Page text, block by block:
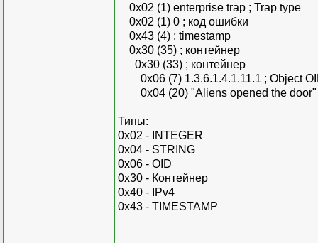
0x02 (1) enterprise trap ; Trap type
0x02 (1) 0 ; код ошибки
0x43 (4) ; timestamp
0x30 (35) ; контейнер
0x30 (33) ; контейнер
0x06 (7) 1.3.6.1.4.1.11.1 ; Object
0x04 (20) "Aliens opened the door"
Типы:
0x02 - INTEGER
0x04 - STRING
0x06 - OID
0x30 - Контейнер
0x40 - IPv4
0x43 - TIMESTAMP